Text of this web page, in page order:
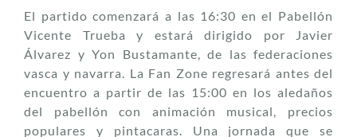
El partido comenzará a las 16:30 en el Pabellón
Vicente Trueba y estará dirigido por Javier
Álvarez y Yon Bustamante, de las federaciones
vasca y navarra. La Fan Zone regresará antes del
encuentro a partir de las 15:00 en los aledaños
del pabellón con animación musical, precios
populares y pintacaras. Una jornada que se